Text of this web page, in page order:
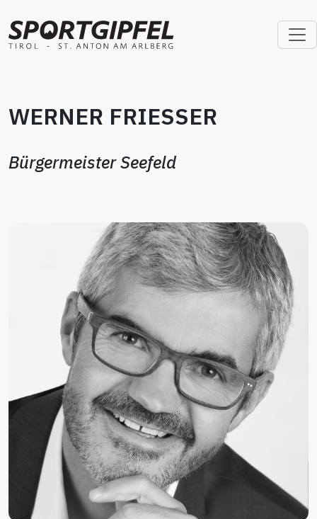
WERNER FRIESSER
Bürgermeister Seefeld